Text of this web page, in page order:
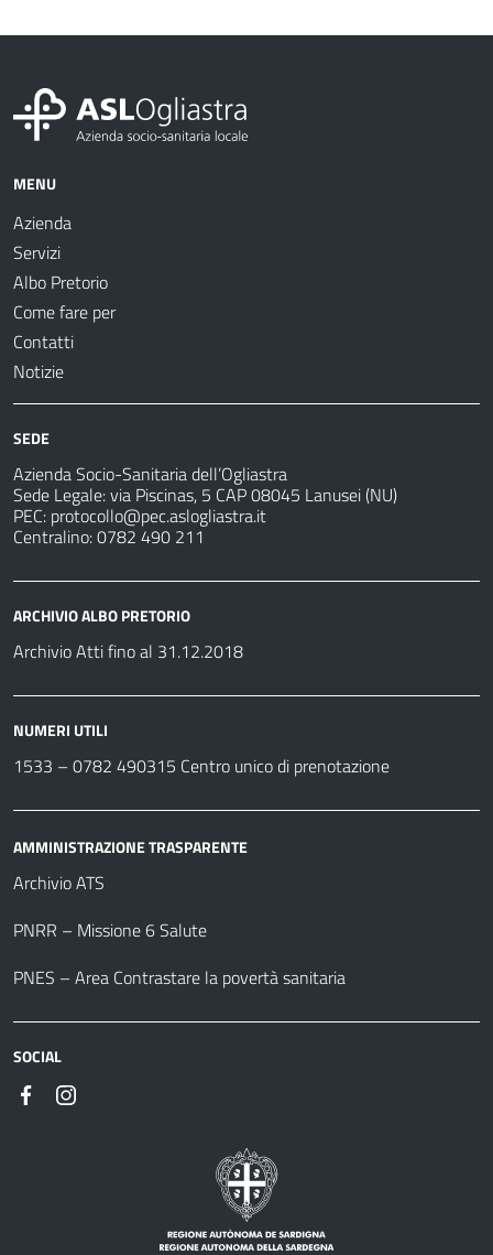
MENU
Azienda
Servizi
Albo Pretorio
Come fare per
Contatti
Notizie
SEDE
Azienda Socio-Sanitaria dell’Ogliastra
Sede Legale: via Piscinas, 5 CAP 08045 Lanusei (NU)
PEC: protocollo@pec.aslogliastra.it
Centralino: 0782 490 211
ARCHIVIO ALBO PRETORIO
Archivio Atti fino al 31.12.2018
NUMERI UTILI
1533 – 0782 490315 Centro unico di prenotazione
AMMINISTRAZIONE TRASPARENTE
Archivio ATS
PNRR – Missione 6 Salute
PNES – Area Contrastare la povertà sanitaria
SOCIAL